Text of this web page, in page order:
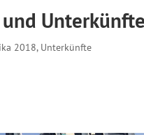
2018, Unterkünfte